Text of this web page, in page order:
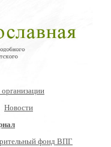
Новости
фонд ВПГ